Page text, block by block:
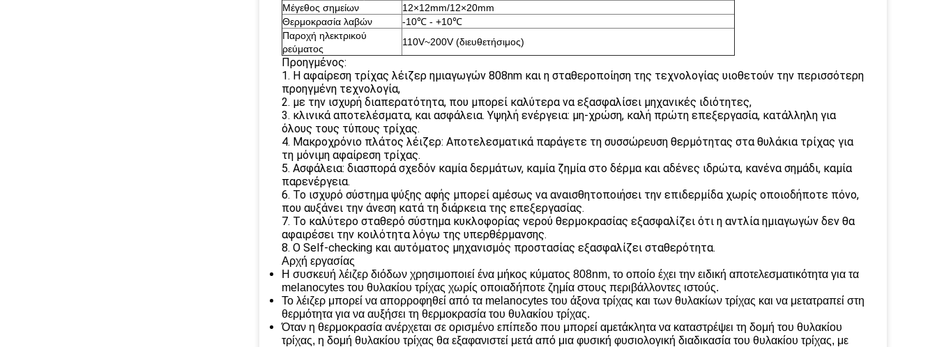
Μέγεθος σημείων
12×12mm/12×20mm
Θερμοκρασία λαβών
-10℃ - +10℃
Παροχή ηλεκτρικού
ρεύματος
110V~200V (διευθετήσιμος)
Προηγμένος:
1. Η αφαίρεση τρίχας λέιζερ ημιαγωγών 808nm και η σταθεροποίηση της τεχνολογίας υιοθετούν την περισσότερη
προηγμένη τεχνολογία,
2. με την ισχυρή διαπερατότητα, που μπορεί καλύτερα να εξασφαλίσει μηχανικές ιδιότητες,
3. κλινικά αποτελέσματα, και ασφάλεια. Υψηλή ενέργεια: μη-χρώση, καλή πρώτη επεξεργασία, κατάλληλη για
όλους τους τύπους τρίχας.
4. Μακροχρόνιο πλάτος λέιζερ: Αποτελεσματικά παράγετε τη συσσώρευση θερμότητας στα θυλάκια τρίχας για
τη μόνιμη αφαίρεση τρίχας.
5. Ασφάλεια: διασπορά σχεδόν καμία δερμάτων, καμία ζημία στο δέρμα και αδένες ιδρώτα, κανένα σημάδι, καμία
παρενέργεια.
6. Το ισχυρό σύστημα ψύξης αφής μπορεί αμέσως να αναισθητοποιήσει την επιδερμίδα χωρίς οποιοδήποτε πόνο,
που αυξάνει την άνεση κατά τη διάρκεια της επεξεργασίας.
7. Το καλύτερο σταθερό σύστημα κυκλοφορίας νερού θερμοκρασίας εξασφαλίζει ότι η αντλία ημιαγωγών δεν θα
αφαιρέσει την κοιλότητα λόγω της υπερθέρμανσης.
8. Ο Self-checking και αυτόματος μηχανισμός προστασίας εξασφαλίζει σταθερότητα.
Αρχή εργασίας
Η συσκευή λέιζερ διόδων χρησιμοποιεί ένα μήκος κύματος 808nm, το οποίο έχει την ειδική αποτελεσματικότητα για τα
melanocytes του θυλακίου τρίχας χωρίς οποιαδήποτε ζημία στους περιβάλλοντες ιστούς.
Το λέιζερ μπορεί να απορροφηθεί από τα melanocytes του άξονα τρίχας και των θυλακίων τρίχας και να μετατραπεί στη
θερμότητα για να αυξήσει τη θερμοκρασία του θυλακίου τρίχας.
Όταν η θερμοκρασία ανέρχεται σε ορισμένο επίπεδο που μπορεί αμετάκλητα να καταστρέψει τη δομή του θυλακίου
τρίχας, η δομή θυλακίου τρίχας θα εξαφανιστεί μετά από μια φυσική φυσιολογική διαδικασία του θυλακίου τρίχας, με